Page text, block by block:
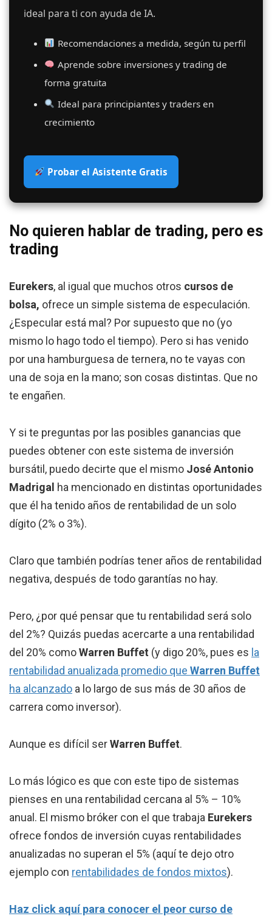
ideal para ti con ayuda de IA.
Recomendaciones a medida, según tu perfil
Aprende sobre inversiones y trading de
forma gratuita
Ideal para principiantes y traders en
crecimiento
Probar el Asistente Gratis
No quieren hablar de trading, pero es
trading
Eurekers, al igual que muchos otros cursos de
bolsa, ofrece un simple sistema de especulación.
¿Especular está mal? Por supuesto que no (yo
mismo lo hago todo el tiempo). Pero si has venido
por una hamburguesa de ternera, no te vayas con
una de soja en la mano; son cosas distintas. Que no
te engañen.
Y si te preguntas por las posibles ganancias que
puedes obtener con este sistema de inversión
bursátil, puedo decirte que el mismo José Antonio
Madrigal ha mencionado en distintas oportunidades
que él ha tenido años de rentabilidad de un solo
dígito (2% o 3%).
Claro que también podrías tener años de rentabilidad
negativa, después de todo garantías no hay.
Pero, ¿por qué pensar que tu rentabilidad será solo
del 2%? Quizás puedas acercarte a una rentabilidad
del 20% comoWarren Buffet (y digo 20%, pues es la
rentabilidad anualizada promedio que Warren Buffet
ha alcanzado a lo largo de sus más de 30 años de
carrera como inversor).
Aunque es difícil serWarren Buffet.
Lo más lógico es que con este tipo de sistemas
pienses en una rentabilidad cercana al 5% – 10%
anual. El mismo bróker con el que trabaja Eurekers
ofrece fondos de inversión cuyas rentabilidades
anualizadas no superan el 5% (aquí te dejo otro
ejemplo con rentabilidades de fondos mixtos).
Haz click aquí para conocer el peor curso de